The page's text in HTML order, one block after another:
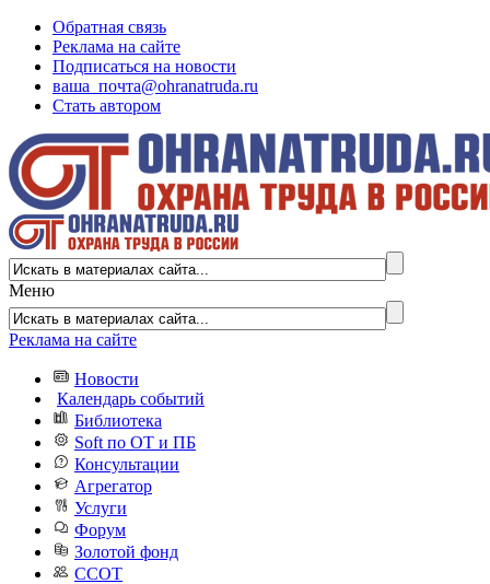
Обратная связь
Реклама на сайте
Подписаться на новости
ваша_почта@ohranatruda.ru
Стать автором
Меню
Реклама на сайте
Новости
Календарь событий
Библиотека
Soft по ОТ и ПБ
Консультации
Агрегатор
Услуги
Форум
Золотой фонд
ССОТ